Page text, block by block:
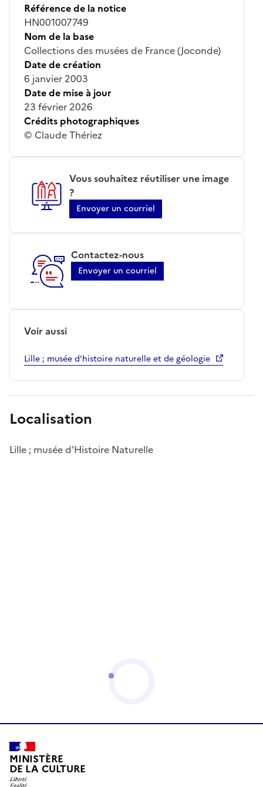
Référence de la notice
HN001007749
Nom de la base
Collections des musées de France (Joconde)
Date de création
6 janvier 2003
Date de mise à jour
23 février 2026
Crédits photographiques
© Claude Thériez
Vous souhaitez réutiliser une image
?
Envoyer un courriel
Contactez-nous
Envoyer un courriel
Voir aussi
Lille ; musée d'histoire naturelle et de géologie
Localisation
Lille ; musée d'Histoire Naturelle
MINISTÈRE
DE LA CULTURE